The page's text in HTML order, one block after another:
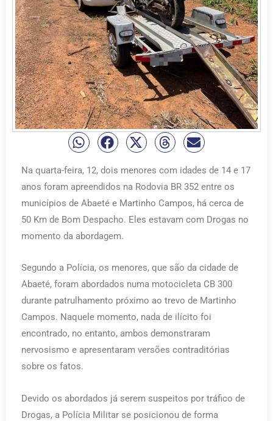
Na quarta-feira, 12, dois menores com idades de 14 e 17
anos foram apreendidos na Rodovia BR 352 entre os
municípios de Abaeté e Martinho Campos, há cerca de
50 Km de Bom Despacho. Eles estavam com Drogas no
momento da abordagem.
Segundo a Polícia, os menores, que são da cidade de
Abaeté, foram abordados numa motocicleta CB 300
durante patrulhamento próximo ao trevo de Martinho
Campos. Naquele momento, nada de ilícito foi
encontrado, no entanto, ambos demonstraram
nervosismo e apresentaram versões contraditórias
sobre os fatos.
Devido os abordados já serem suspeitos por tráfico de
Drogas, a Polícia Militar se posicionou de forma